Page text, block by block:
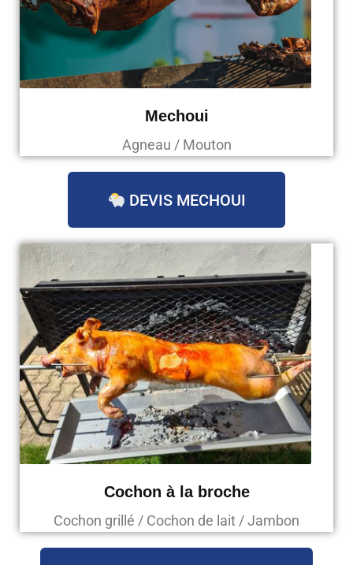
Mechoui
Agneau / Mouton
DEVIS MECHOUI
Cochon à la broche
Cochon grillé / Cochon de lait / Jambon